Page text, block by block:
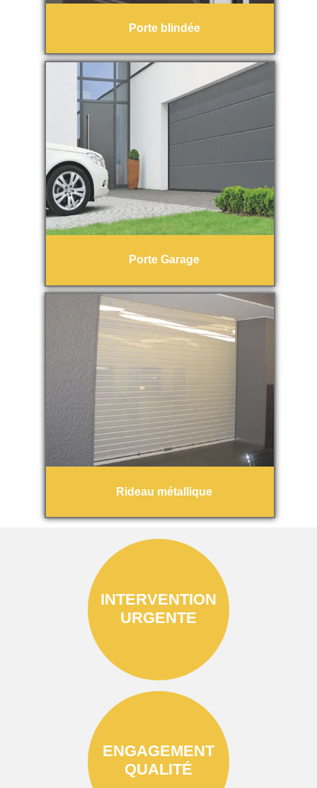
Porte blindée
Porte Garage
Rideau métallique
INTERVENTION
URGENTE
ENGAGEMENT
QUALITÉ